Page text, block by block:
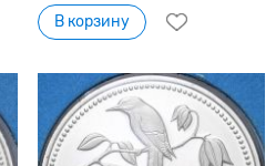
В корзину